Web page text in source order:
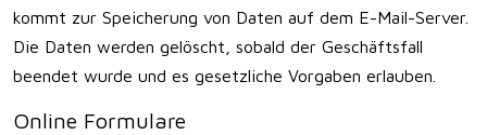
kommt zur Speicherung von Daten auf dem E-Mail-Server.
Die Daten werden gelöscht, sobald der Geschäftsfall
beendet wurde und es gesetzliche Vorgaben erlauben.
Online Formulare